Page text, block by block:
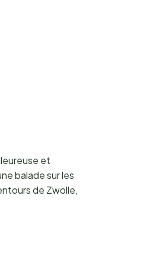
et
balade sur les
de Zwolle,